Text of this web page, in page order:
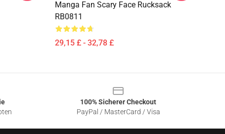
Manga Fan Scary Face Rucksack
RB0811
29,15 £ - 32,78 £
100% Sicherer Checkout
PayPal / MasterCard / Visa